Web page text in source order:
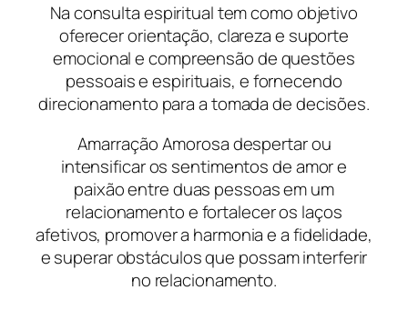
Na consulta espiritual tem como objetivo
oferecer orientação, clareza e suporte
emocional e compreensão de questões
pessoais e espirituais, e fornecendo
direcionamento para a tomada de decisões.
Amarração Amorosa despertar ou
intensificar os sentimentos de amor e
paixão entre duas pessoas em um
relacionamento e fortalecer os laços
afetivos, promover a harmonia e a fidelidade,
e superar obstáculos que possam interferir
no relacionamento.